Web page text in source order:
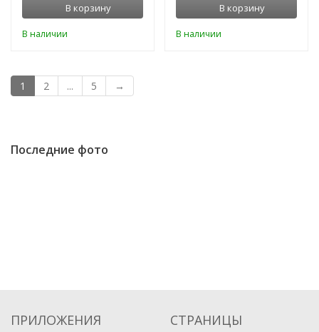
В корзину
В наличии
В корзину
В наличии
1 2 ... 5 →
Последние фото
ПРИЛОЖЕНИЯ СТРАНИЦЫ